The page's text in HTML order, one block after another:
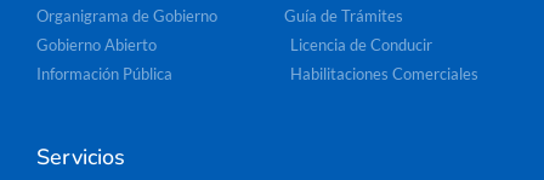
Organigrama de Gobierno
Gobierno Abierto
Información Pública
Guía de Trámites
Licencia de Conducir
Habilitaciones Comerciales
Servicios